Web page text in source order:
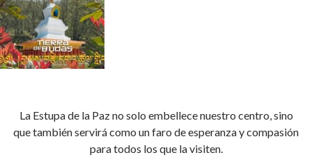
La Estupa de la Paz no solo embellece nuestro centro, sino
que también servirá como un faro de esperanza y compasión
para todos los que la visiten.